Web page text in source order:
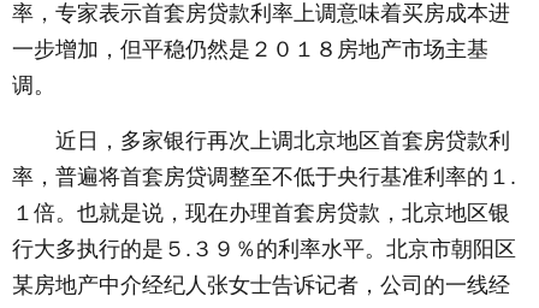
率，专家表示首套房贷款利率上调意味着买房成本进
一步增加，但平稳仍然是２０１８房地产市场主基
调。
近日，多家银行再次上调北京地区首套房贷款利
率，普遍将首套房贷调整至不低于央行基准利率的１.
１倍。也就是说，现在办理首套房贷款，北京地区银
行大多执行的是５.３９％的利率水平。北京市朝阳区
某房地产中介经纪人张女士告诉记者，公司的一线经